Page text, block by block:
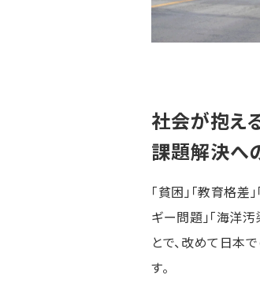
社会が抱え
課題解決へ
「貧困」「教育格差
ギー問題」「海洋
とで、改めて日本
す。